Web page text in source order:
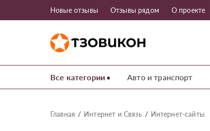
Новые отзывы Отзывы рядом О проекте
Все категории Авто и транспорт
Главная Интернет и Связь Интернет-сайты